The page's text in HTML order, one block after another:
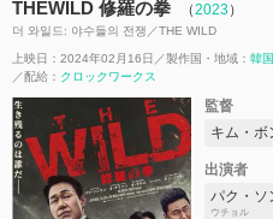
THEWILD 修羅の拳 （2023）
더 와일드: 야수들의 전쟁／THE WILD
上映日：2024年02月16日 製作国・地域： 韓国
配給： クロックワークス
監督
キム・ボ
出演者
パク・ソ
ウチョル